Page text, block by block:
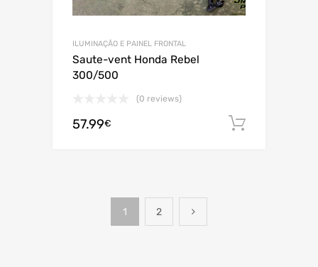
ILUMINAÇÃO E PAINEL FRONTAL
Saute-vent Honda Rebel
300/500
(0 reviews)
57.99€
1 2